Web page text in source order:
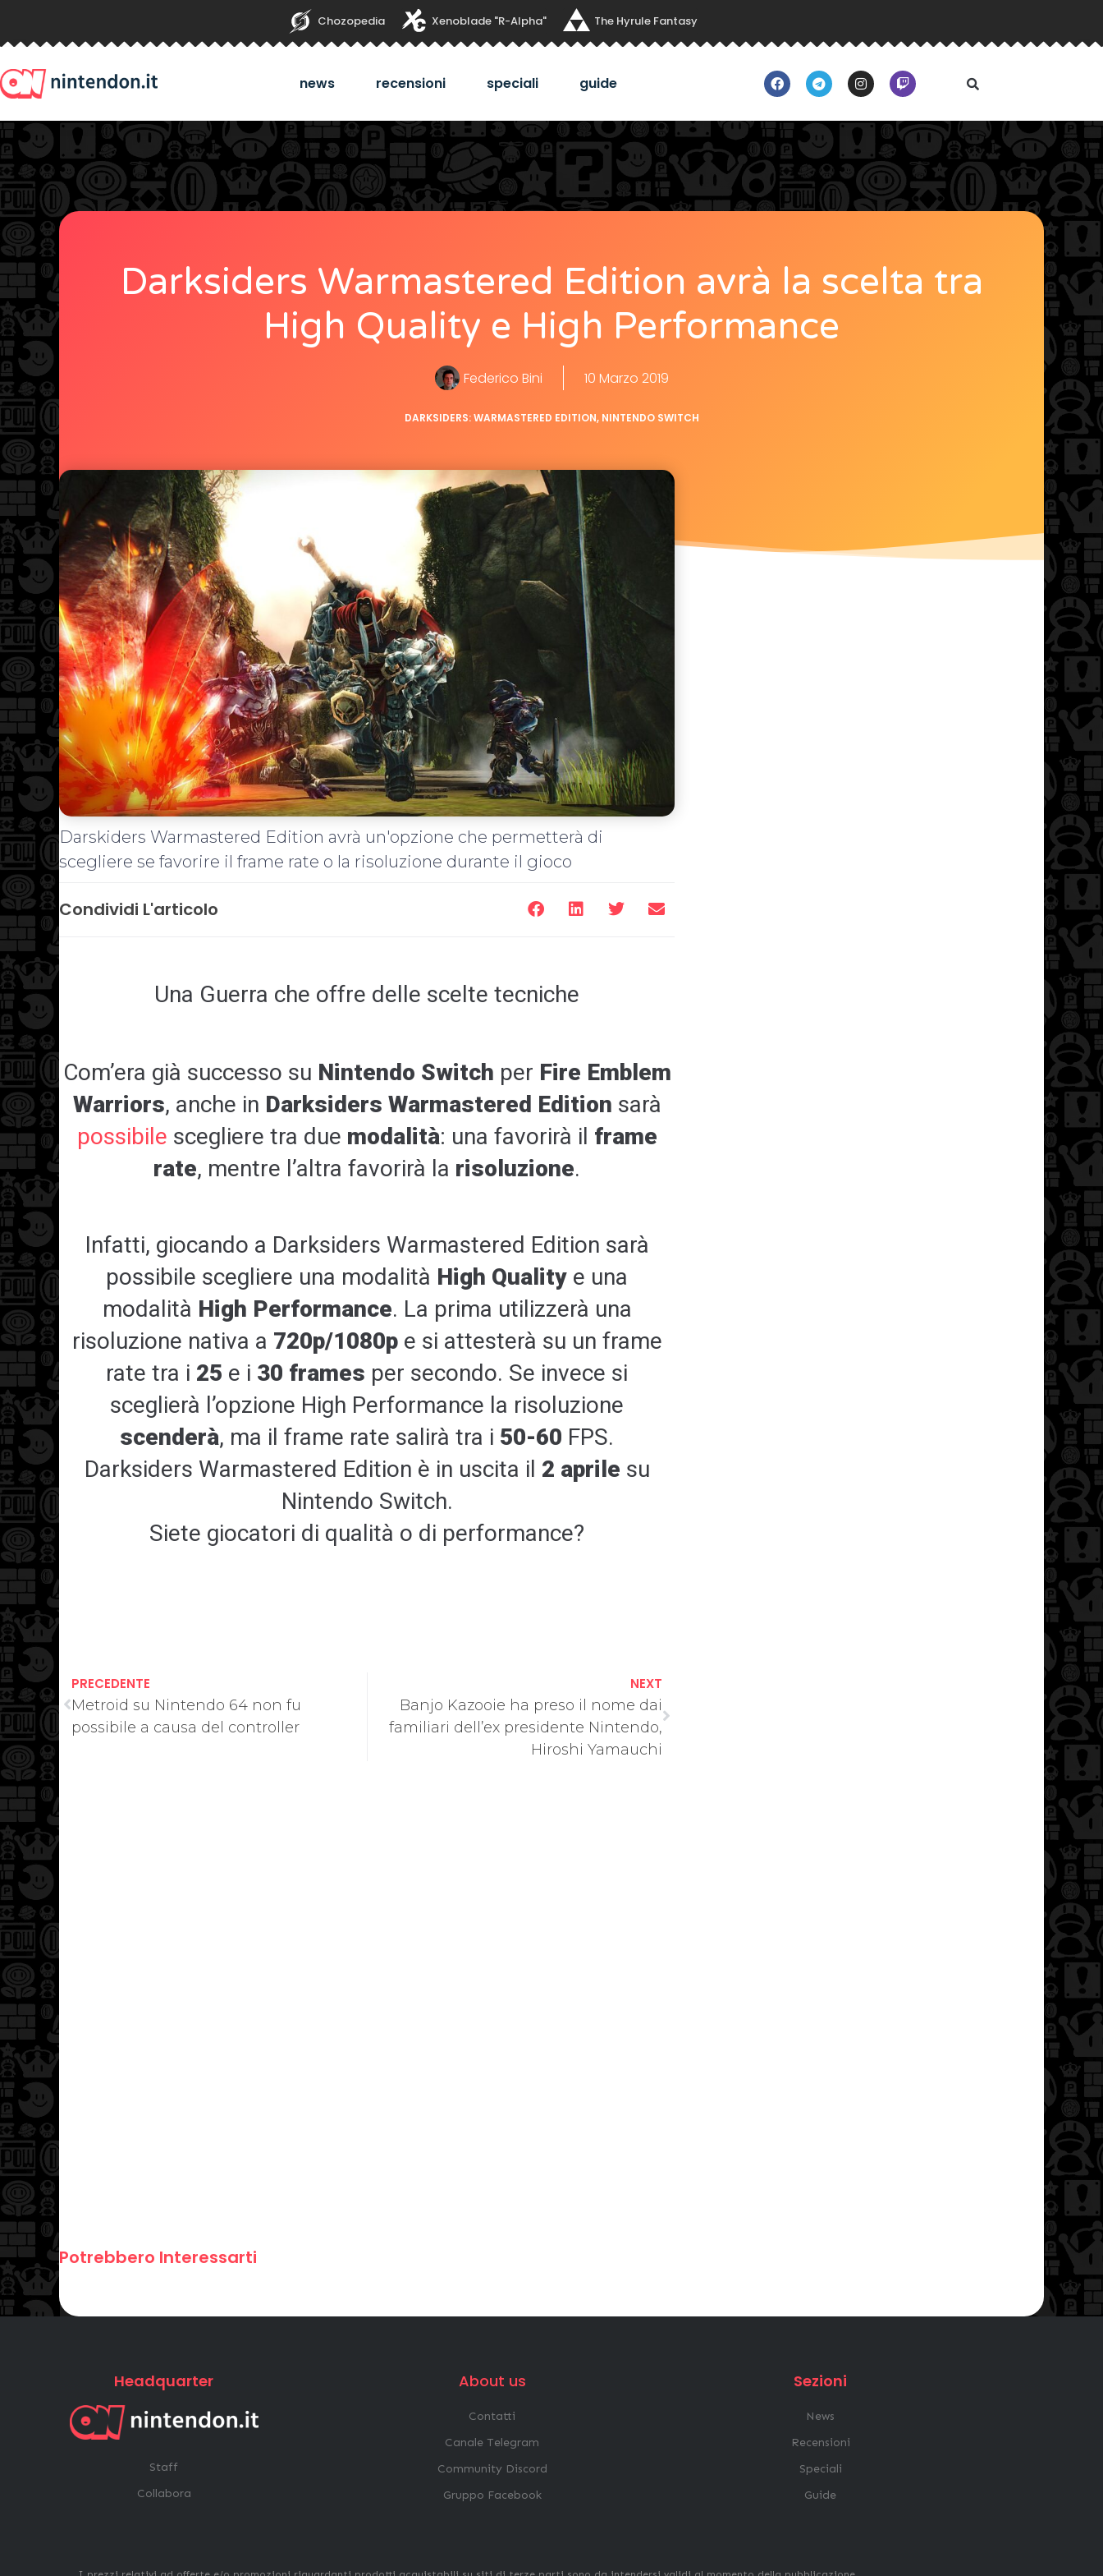
Chozopedia Xenoblade "R-Alpha" The Hyrule Fantasy
news recensioni speciali guide
Darksiders Warmastered Edition avrà la scelta tra
High Quality e High Performance
Federico Bini 10 Marzo 2019
DARKSIDERS: WARMASTERED EDITION, NINTENDO SWITCH
Darskiders Warmastered Edition avrà un'opzione che permetterà di
scegliere se favorire il frame rate o la risoluzione durante il gioco
Condividi L'articolo
Una Guerra che offre delle scelte tecniche
Com’era già successo su Nintendo Switch per Fire Emblem
Warriors, anche in Darksiders Warmastered Edition sarà
possibile scegliere tra due modalità: una favorirà il frame
rate, mentre l’altra favorirà la risoluzione.
Infatti, giocando a Darksiders Warmastered Edition sarà
possibile scegliere una modalità High Quality e una
modalità High Performance. La prima utilizzerà una
risoluzione nativa a 720p/1080pe si attesterà su un frame
rate tra i 25 e i 30 frames per secondo. Se invece si
sceglierà l’opzione High Performance la risoluzione
scenderà, ma il frame rate salirà tra i 50-60 FPS.
Darksiders Warmastered Edition è in uscita il 2 aprile su
Nintendo Switch.
Siete giocatori di qualità o di performance?
PRECEDENTE
Metroid su Nintendo 64 non fu
possibile a causa del controller
NEXT
Banjo Kazooie ha preso il nome dai
familiari dell’ex presidente Nintendo,
Hiroshi Yamauchi
Potrebbero Interessarti
Headquarter
Staff
Collabora
About us
Contatti
Canale Telegram
Community Discord
Gruppo Facebook
Sezioni
News
Recensioni
Speciali
Guide